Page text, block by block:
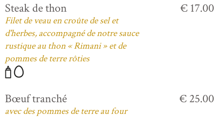
Steak de thon
Filet de veau en croûte de sel et
d'herbes, accompagné de notre sauce
rustique au thon « Rimani » et de
pommes de terre rôties
€ 17.00
Bœuf tranché
avec des pommes de terre au four
€ 25.00